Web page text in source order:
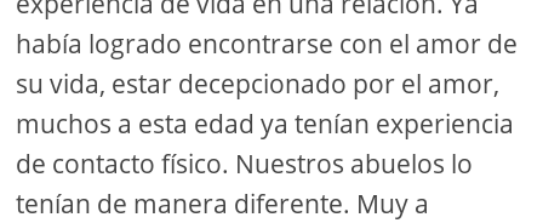
había logrado encontrarse con el amor de
su vida, estar decepcionado por el amor,
muchos a esta edad ya tenían experiencia
de contacto físico. Nuestros abuelos lo
tenían de manera diferente. Muy a